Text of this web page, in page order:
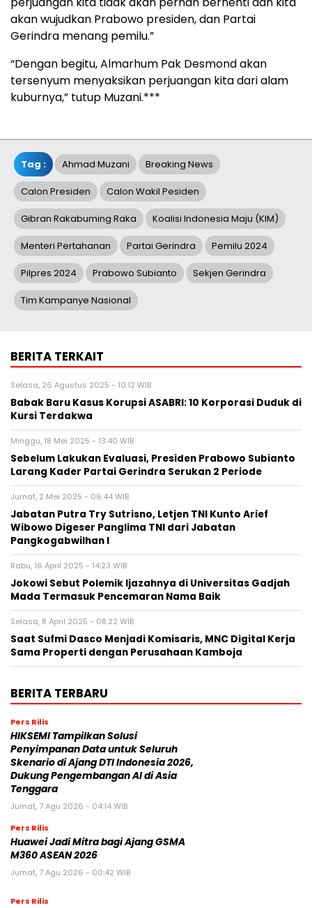
akan wujudkan Prabowo presiden, dan Partai
Gerindra menang pemilu.”
“Dengan begitu, Almarhum Pak Desmond akan
tersenyum menyaksikan perjuangan kita dari alam
kuburnya,” tutup Muzani.***
Tag : Ahmad Muzani Breaking News
Calon Presiden Calon Wakil Pesiden
Gibran Rakabuming Raka Koalisi Indonesia Maju (KIM)
Menteri Pertahanan Partai Gerindra Pemilu 2024
Pilpres 2024 Prabowo Subianto Sekjen Gerindra
Tim Kampanye Nasional
BERITA TERKAIT
Selasa, 26 Agustus 2025 - 10:12 WIB
Babak Baru Kasus Korupsi ASABRI: 10 Korporasi Duduk di
Kursi Terdakwa
Minggu, 18 Mei 2025 - 13:40 WIB
Sebelum Lakukan Evaluasi, Presiden Prabowo Subianto
Larang Kader Partai Gerindra Serukan 2 Periode
Jumat, 2 Mei 2025 - 06:44 WIB
Jabatan Putra Try Sutrisno, Letjen TNI Kunto Arief
Wibowo Digeser Panglima TNI dari Jabatan
Pangkogabwilhan I
Rabu, 16 April 2025 - 14:23 WIB
Jokowi Sebut Polemik Ijazahnya di Universitas Gadjah
Mada Termasuk Pencemaran Nama Baik
Selasa, 8 April 2025 - 08:22 WIB
Saat Sufmi Dasco Menjadi Komisaris, MNC Digital Kerja
Sama Properti dengan Perusahaan Kamboja
BERITA TERBARU
Pers Rilis
HIKSEMI Tampilkan Solusi
Penyimpanan Data untuk Seluruh
Skenario di Ajang DTI Indonesia 2026,
Dukung Pengembangan AI di Asia
Tenggara
Jumat, 7 Agu 2026 - 04:14 WIB
Pers Rilis
Huawei Jadi Mitra bagi Ajang GSMA
M360 ASEAN 2026
Jumat, 7 Agu 2026 - 00:42 WIB
Pers Rilis